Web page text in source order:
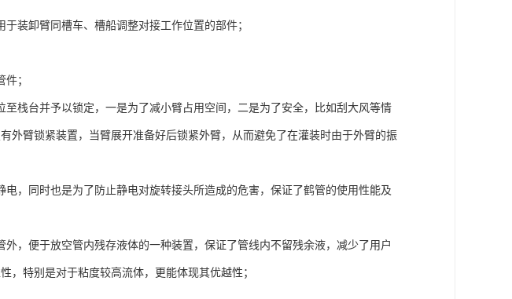
装卸臂同槽车、槽船调整对接工作位置的部件；
；
栈台并予以锁定，一是为了减小臂占用空间，二是为了安全，比如刮大风等情
外臂锁紧装置，当臂展开准备好后锁紧外臂，从而避免了在灌装时由于外臂的振
，同时也是为了防止静电对旋转接头所造成的危害，保证了鹤管的使用性能及
，便于放空管内残存液体的一种装置，保证了管线内不留残余液，减少了用户
，特别是对于粘度较高流体，更能体现其优越性；